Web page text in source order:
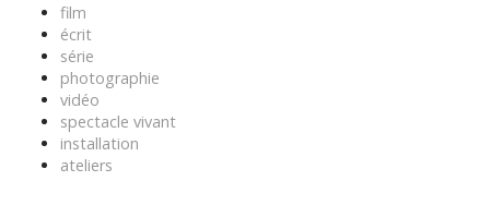
film
écrit
série
photographie
vidéo
spectacle vivant
installation
ateliers